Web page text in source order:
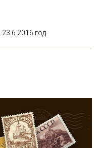
год